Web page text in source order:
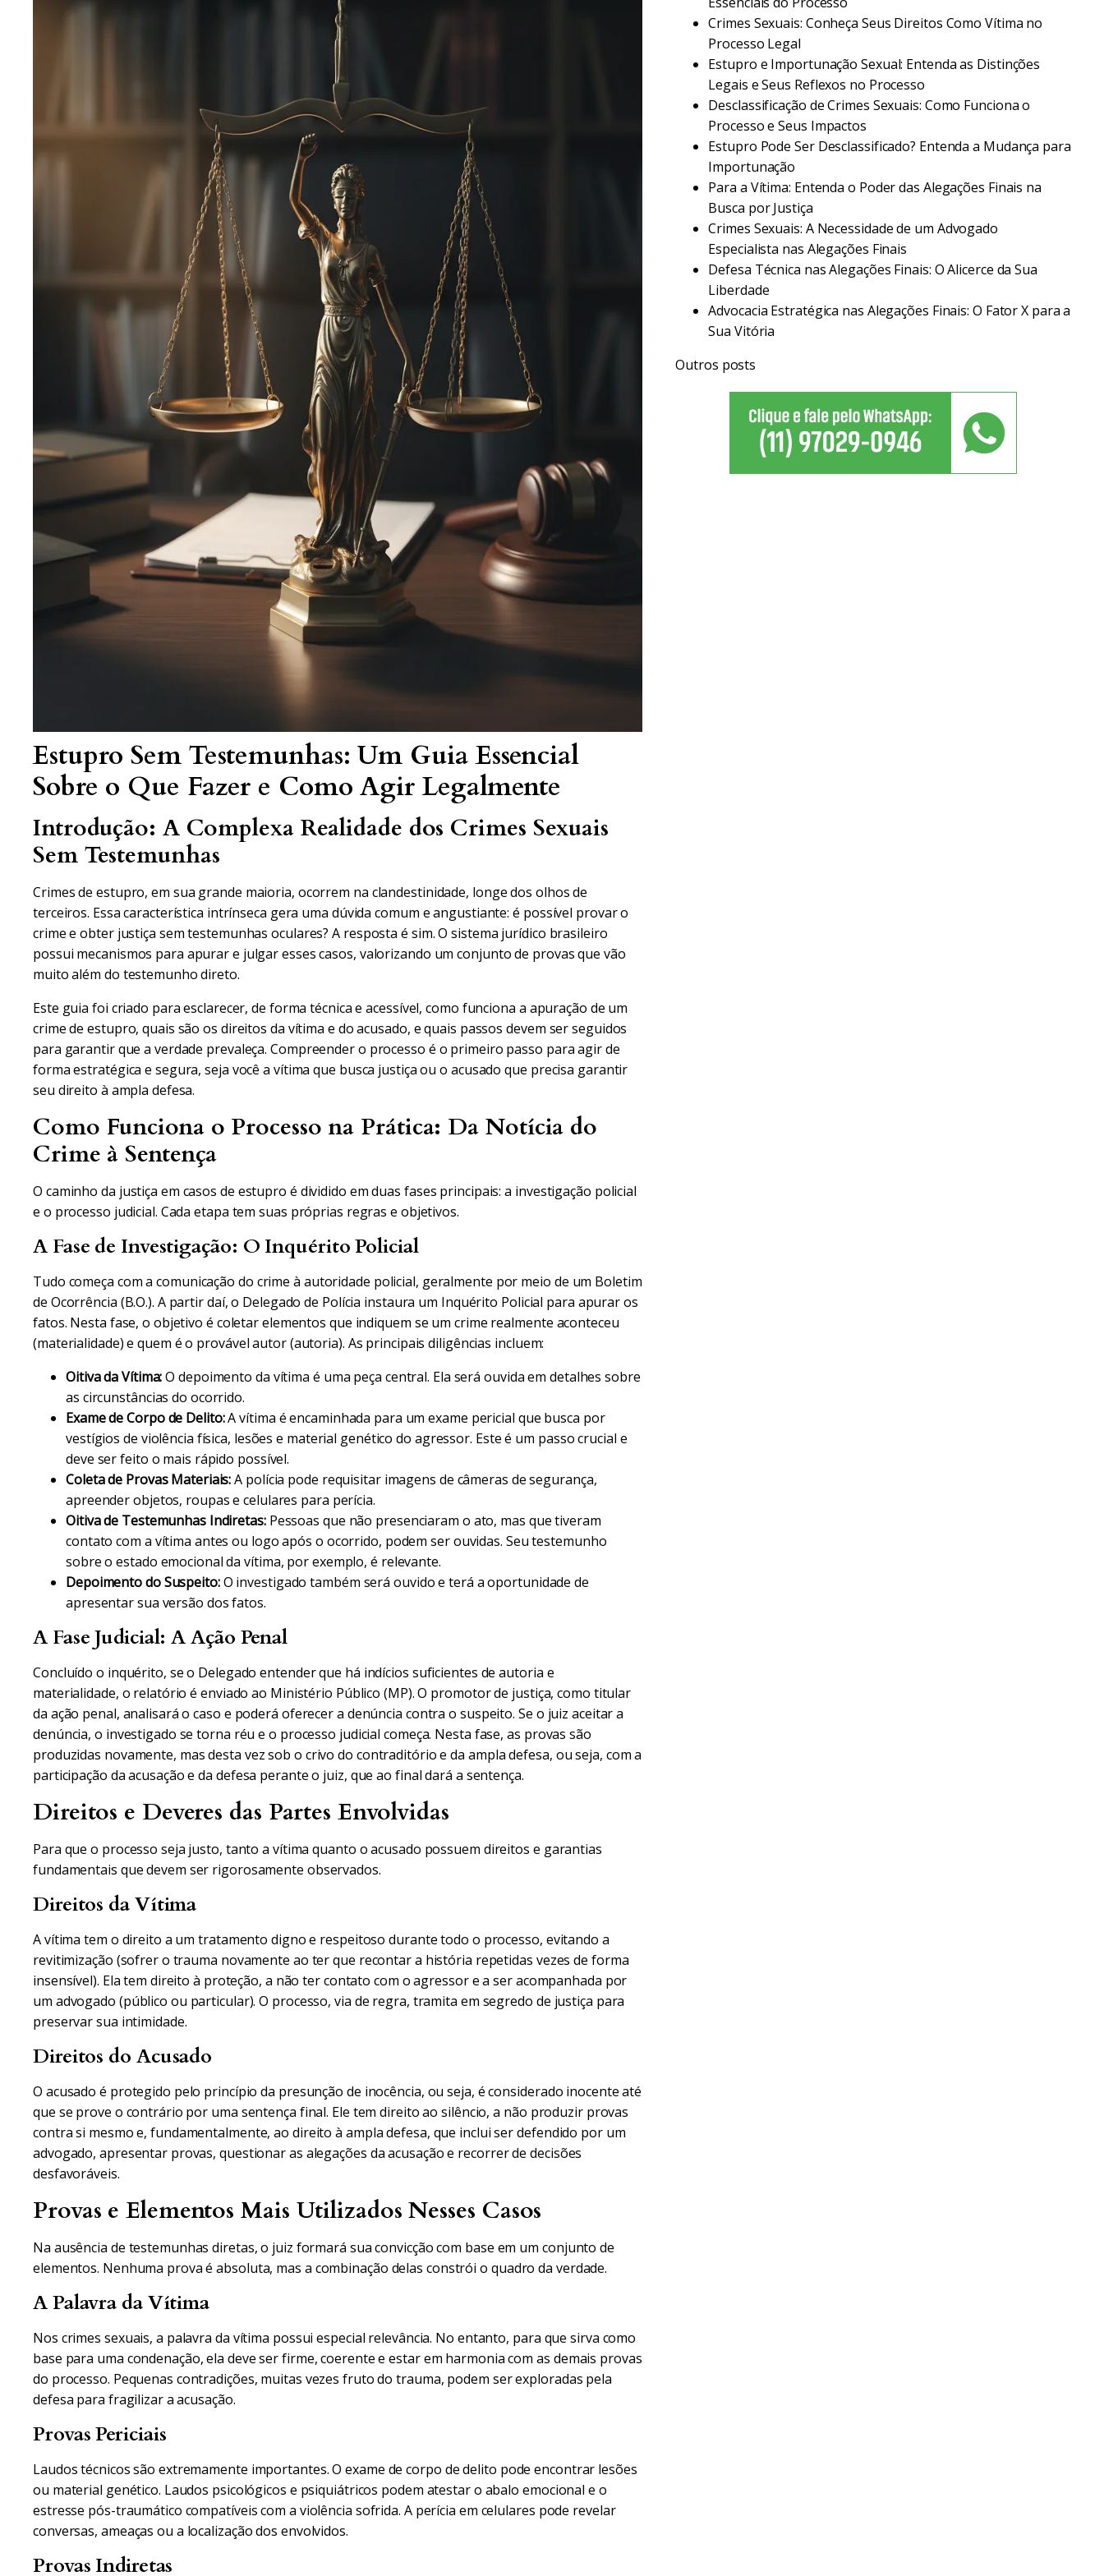
Estupro Sem Testemunhas: Um Guia Essencial
Sobre o Que Fazer e Como Agir Legalmente
Introdução: A Complexa Realidade dos Crimes Sexuais
Sem Testemunhas
Crimes de estupro, em sua grande maioria, ocorrem na clandestinidade, longe dos olhos de
terceiros. Essa característica intrínseca gera uma dúvida comum e angustiante: é possível provar o
crime e obter justiça sem testemunhas oculares? A resposta é sim. O sistema jurídico brasileiro
possui mecanismos para apurar e julgar esses casos, valorizando um conjunto de provas que vão
muito além do testemunho direto.
Este guia foi criado para esclarecer, de forma técnica e acessível, como funciona a apuração de um
crime de estupro, quais são os direitos da vítima e do acusado, e quais passos devem ser seguidos
para garantir que a verdade prevaleça. Compreender o processo é o primeiro passo para agir de
forma estratégica e segura, seja você a vítima que busca justiça ou o acusado que precisa garantir
seu direito à ampla defesa.
Como Funciona o Processo na Prática: Da Notícia do
Crime à Sentença
O caminho da justiça em casos de estupro é dividido em duas fases principais: a investigação policial
e o processo judicial. Cada etapa tem suas próprias regras e objetivos.
A Fase de Investigação: O Inquérito Policial
Tudo começa com a comunicação do crime à autoridade policial, geralmente por meio de um Boletim
de Ocorrência (B.O.). A partir daí, o Delegado de Polícia instaura um Inquérito Policial para apurar os
fatos. Nesta fase, o objetivo é coletar elementos que indiquem se um crime realmente aconteceu
(materialidade) e quem é o provável autor (autoria). As principais diligências incluem:
Oitiva da Vítima:O depoimento da vítima é uma peça central. Ela será ouvida em detalhes sobre
as circunstâncias do ocorrido.
Exame de Corpo de Delito:A vítima é encaminhada para um exame pericial que busca por
vestígios de violência física, lesões e material genético do agressor. Este é um passo crucial e
deve ser feito o mais rápido possível.
Coleta de Provas Materiais:A polícia pode requisitar imagens de câmeras de segurança,
apreender objetos, roupas e celulares para perícia.
Oitiva de Testemunhas Indiretas:Pessoas que não presenciaram o ato, mas que tiveram
contato com a vítima antes ou logo após o ocorrido, podem ser ouvidas. Seu testemunho
sobre o estado emocional da vítima, por exemplo, é relevante.
Depoimento do Suspeito:O investigado também será ouvido e terá a oportunidade de
apresentar sua versão dos fatos.
A Fase Judicial: A Ação Penal
Concluído o inquérito, se o Delegado entender que há indícios suficientes de autoria e
materialidade, o relatório é enviado ao Ministério Público (MP). O promotor de justiça, como titular
da ação penal, analisará o caso e poderá oferecer a denúncia contra o suspeito. Se o juiz aceitar a
denúncia, o investigado se torna réu e o processo judicial começa. Nesta fase, as provas são
produzidas novamente, mas desta vez sob o crivo do contraditório e da ampla defesa, ou seja, com a
participação da acusação e da defesa perante o juiz, que ao final dará a sentença.
Direitos e Deveres das Partes Envolvidas
Para que o processo seja justo, tanto a vítima quanto o acusado possuem direitos e garantias
fundamentais que devem ser rigorosamente observados.
Direitos da Vítima
A vítima tem o direito a um tratamento digno e respeitoso durante todo o processo, evitando a
revitimização (sofrer o trauma novamente ao ter que recontar a história repetidas vezes de forma
insensível). Ela tem direito à proteção, a não ter contato com o agressor e a ser acompanhada por
um advogado (público ou particular). O processo, via de regra, tramita em segredo de justiça para
preservar sua intimidade.
Direitos do Acusado
O acusado é protegido pelo princípio da presunção de inocência, ou seja, é considerado inocente até
que se prove o contrário por uma sentença final. Ele tem direito ao silêncio, a não produzir provas
contra si mesmo e, fundamentalmente, ao direito à ampla defesa, que inclui ser defendido por um
advogado, apresentar provas, questionar as alegações da acusação e recorrer de decisões
desfavoráveis.
Provas e Elementos Mais Utilizados Nesses Casos
Na ausência de testemunhas diretas, o juiz formará sua convicção com base em um conjunto de
elementos. Nenhuma prova é absoluta, mas a combinação delas constrói o quadro da verdade.
A Palavra da Vítima
Nos crimes sexuais, a palavra da vítima possui especial relevância. No entanto, para que sirva como
base para uma condenação, ela deve ser firme, coerente e estar em harmonia com as demais provas
do processo. Pequenas contradições, muitas vezes fruto do trauma, podem ser exploradas pela
defesa para fragilizar a acusação.
Provas Periciais
Laudos técnicos são extremamente importantes. O exame de corpo de delito pode encontrar lesões
ou material genético. Laudos psicológicos e psiquiátricos podem atestar o abalo emocional e o
estresse pós-traumático compatíveis com a violência sofrida. A perícia em celulares pode revelar
conversas, ameaças ou a localização dos envolvidos.
Provas Indiretas
Crimes Sexuais: Conheça Seus Direitos Como Vítima no
Processo Legal
Estupro e Importunação Sexual: Entenda as Distinções
Legais e Seus Reflexos no Processo
Desclassificação de Crimes Sexuais: Como Funciona o
Processo e Seus Impactos
Estupro Pode Ser Desclassificado? Entenda a Mudança para
Importunação
Para a Vítima: Entenda o Poder das Alegações Finais na
Busca por Justiça
Crimes Sexuais: A Necessidade de um Advogado
Especialista nas Alegações Finais
Defesa Técnica nas Alegações Finais: O Alicerce da Sua
Liberdade
Advocacia Estratégica nas Alegações Finais: O Fator X para a
Sua Vitória
Outros posts